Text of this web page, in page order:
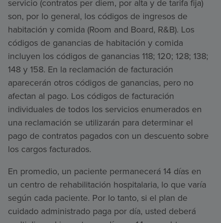
servicio (contratos per diem, por alta y de tarifa fija)
son, por lo general, los códigos de ingresos de
habitación y comida (Room and Board, R&B). Los
códigos de ganancias de habitación y comida
incluyen los códigos de ganancias 118; 120; 128; 138;
148 y 158. En la reclamación de facturación
aparecerán otros códigos de ganancias, pero no
afectan al pago. Los códigos de facturación
individuales de todos los servicios enumerados en
una reclamación se utilizarán para determinar el
pago de contratos pagados con un descuento sobre
los cargos facturados.
En promedio, un paciente permanecerá 14 días en
un centro de rehabilitación hospitalaria, lo que varía
según cada paciente. Por lo tanto, si el plan de
cuidado administrado paga por día, usted deberá